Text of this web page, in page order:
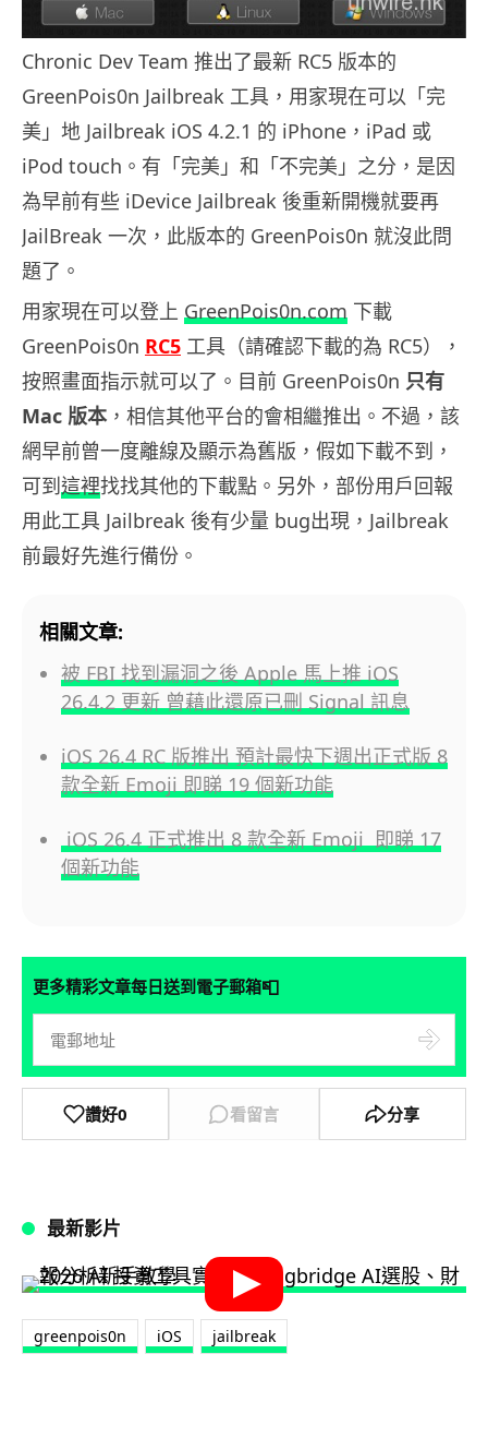
Chronic Dev Team 推出了最新 RC5 版本的
GreenPois0n Jailbreak 工具，用家現在可以「完
美」地 Jailbreak iOS 4.2.1 的 iPhone，iPad 或
iPod touch。有「完美」和「不完美」之分，是因
為早前有些 iDevice Jailbreak 後重新開機就要再
JailBreak 一次，此版本的 GreenPois0n 就沒此問
題了。
用家現在可以登上 GreenPois0n.com 下載
GreenPois0n RC5 工具（請確認下載的為 RC5），
按照畫面指示就可以了。目前 GreenPois0n 只有
Mac 版本 ，相信其他平台的會相繼推出。不過，該
網早前曾一度離線及顯示為舊版，假如下載不到，
可到這裡找找其他的下載點。另外，部份用戶回報
用此工具 Jailbreak 後有少量 bug出現，Jailbreak
前最好先進行備份。
相關文章:
被 FBI 找到漏洞之後 Apple 馬上推 iOS
26.4.2 更新 曾藉此還原已刪 Signal 訊息
iOS 26.4 RC 版推出 預計最快下週出正式版 8
款全新 Emoji 即睇 19 個新功能
iOS 26.4 正式推出 8 款全新 Emoji 即睇 17
個新功能
更多精彩文章每日送到電子郵箱📮
讚好0 看留言 分享
最新影片
greenpois0n iOS jailbreak